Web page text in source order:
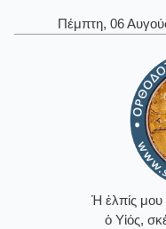
Πέμπτη, 06
Ἡ ἐλπίς
ὁ Υἱός,